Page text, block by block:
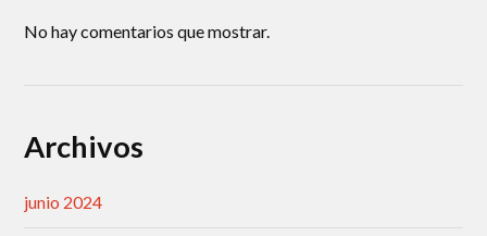
No hay comentarios que mostrar.
Archivos
junio 2024